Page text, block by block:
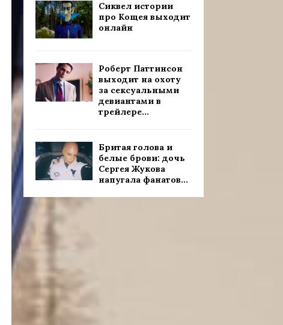
Сиквел истории
про Кощея выходит
онлайн
Роберт Паттинсон
выходит на охоту
за сексуальными
девиантами в
трейлере...
Бритая голова и
белые брови: дочь
Сергея Жукова
напугала фанатов...